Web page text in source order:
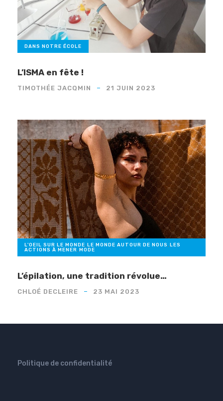
DANS NOTRE ÉCOLE
L’ISMA en fête !
TIMOTHÉE JACQMIN 21 JUIN 2023
L'OEIL SUR LE MONDE,LE MONDE AUTOUR DE NOUS,LES
ACTIONS À MENER,MODE
L’épilation, une tradition révolue…
CHLOÉ DECLEIRE 23 MAI 2023
Politique de confidentialité